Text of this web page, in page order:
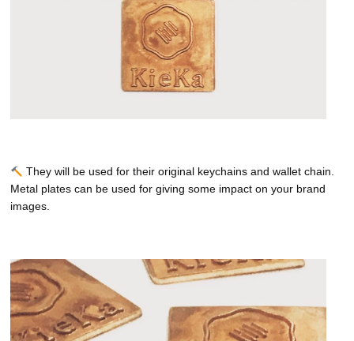
They will be used for their original keychains and wallet chain.
Metal plates can be used for giving some impact on your brand
images.